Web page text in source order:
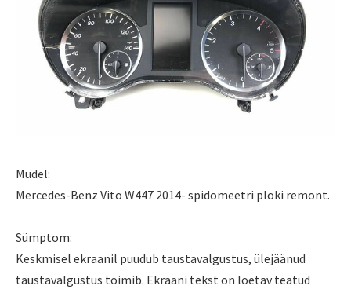
Mudel:
Mercedes-Benz Vito W447 2014- spidomeetri ploki remont.
Sümptom:
Keskmisel ekraanil puudub taustavalgustus, ülejäänud
taustavalgustus toimib. Ekraani tekst on loetav teatud